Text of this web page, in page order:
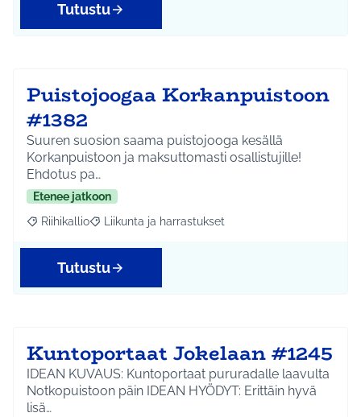
Tutustu
Puistojoogaa Korkanpuistoon
#1382
Suuren suosion saama puistojooga kesällä
Korkanpuistoon ja maksuttomasti osallistujille!
Ehdotus pa…
Etenee jatkoon
Rajaa tulokset aihepiirin mukaan: Riihikallio
Riihikallio Rajaa tulokset teeman mukaan: Liikunta ja
Liikunta ja harrastukset
Tutustu
Kuntoportaat Jokelaan #1245
IDEAN KUVAUS: Kuntoportaat pururadalle laavulta
Notkopuistoon päin IDEAN HYÖDYT: Erittäin hyvä
lisä…